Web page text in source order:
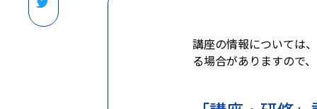
講座の情報については
る場合がありますので